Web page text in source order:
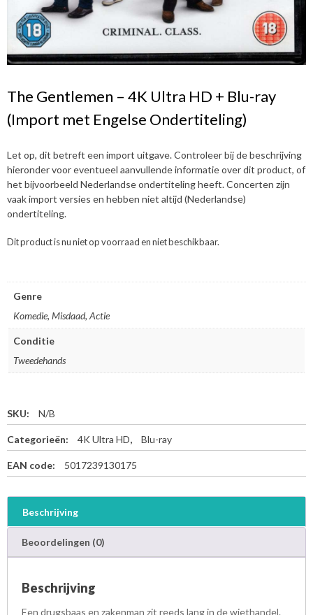
The Gentlemen – 4K Ultra HD + Blu-ray
(Import met Engelse Ondertiteling)
Let op, dit betreft een import uitgave. Controleer bij de beschrijving
hieronder voor eventueel aanvullende informatie over dit product, of
het bijvoorbeeld Nederlandse ondertiteling heeft. Concerten zijn
vaak import versies en hebben niet altijd (Nederlandse)
ondertiteling.
Dit product is nu niet op voorraad en niet beschikbaar.
Genre
Komedie, Misdaad, Actie
Conditie
Tweedehands
SKU: N/B
Categorieën: 4K Ultra HD, Blu-ray
EAN code: 5017239130175
Beschrijving
Beoordelingen (0)
Beschrijving
Een drugsbaas en zakenman zit reeds lang in de wiethandel.